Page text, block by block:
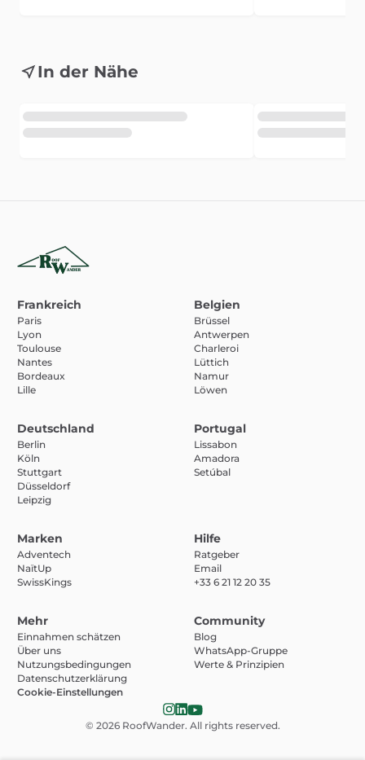
In der Nähe
© 2026 RoofWander. All rights reserved.
Frankreich
Paris
Lyon
Toulouse
Nantes
Bordeaux
Lille
Belgien
Brüssel
Antwerpen
Charleroi
Lüttich
Namur
Löwen
Deutschland
Berlin
Köln
Stuttgart
Düsseldorf
Leipzig
Portugal
Lissabon
Amadora
Setúbal
Marken
Adventech
NaïtUp
SwissKings
Hilfe
Ratgeber
Email
+33 6 21 12 20 35
Mehr
Einnahmen schätzen
Über uns
Nutzungsbedingungen
Datenschutzerklärung
Cookie-Einstellungen
Community
Blog
WhatsApp-Gruppe
Werte & Prinzipien